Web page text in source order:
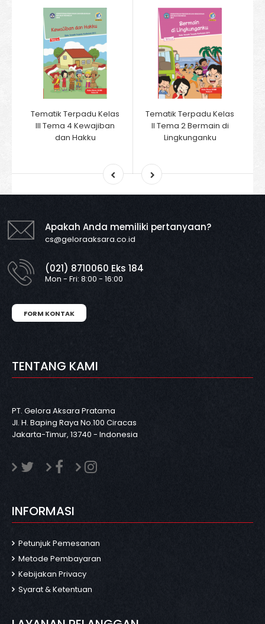
Tematik Terpadu Kelas
III Tema 4 Kewajiban
dan Hakku
Tematik Terpadu Kelas
II Tema 2 Bermain di
Lingkunganku
Apakah Anda memiliki pertanyaan?
cs@geloraaksara.co.id
(021) 8710060 Eks 184
Mon - Fri: 8:00 - 16:00
FORM KONTAK
TENTANG KAMI
PT. Gelora Aksara Pratama
Jl. H. Baping Raya No.100 Ciracas
Jakarta-Timur, 13740 - Indonesia
INFORMASI
Petunjuk Pemesanan
Metode Pembayaran
Kebijakan Privacy
Syarat & Ketentuan